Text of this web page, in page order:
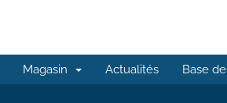
Magasin Actualités Base